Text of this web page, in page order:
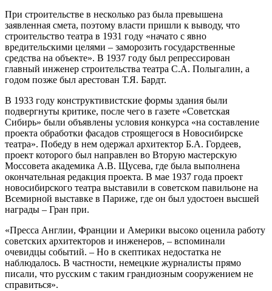
При строительстве в несколько раз была превышена
заявленная смета, поэтому власти пришли к выводу, что
строительство театра в 1931 году «начато с явно
вредительскими целями – заморозить государственные
средства на объекте». В 1937 году был репрессирован
главный инженер строительства театра С.А. Полыгалин, а
годом позже был арестован Т.Я. Бардт.
В 1933 году конструктивистские формы здания были
подвергнуты критике, после чего в газете «Советская
Сибирь» были объявлены условия конкурса «на составление
проекта обработки фасадов строящегося в Новосибирске
театра». Победу в нем одержал архитектор Б.А. Гордеев,
проект которого был направлен во Вторую мастерскую
Моссовета академика А.В. Щусева, где была выполнена
окончательная редакция проекта. В мае 1937 года проект
новосибирского театра выставили в советском павильоне на
Всемирной выставке в Париже, где он был удостоен высшей
награды – Гран при.
«Пресса Англии, Франции и Америки высоко оценила работу
советских архитекторов и инженеров, – вспоминали
очевидцы событий. – Но в скептиках недостатка не
наблюдалось. В частности, немецкие журналисты прямо
писали, что русским с таким грандиозным сооружением не
справиться».